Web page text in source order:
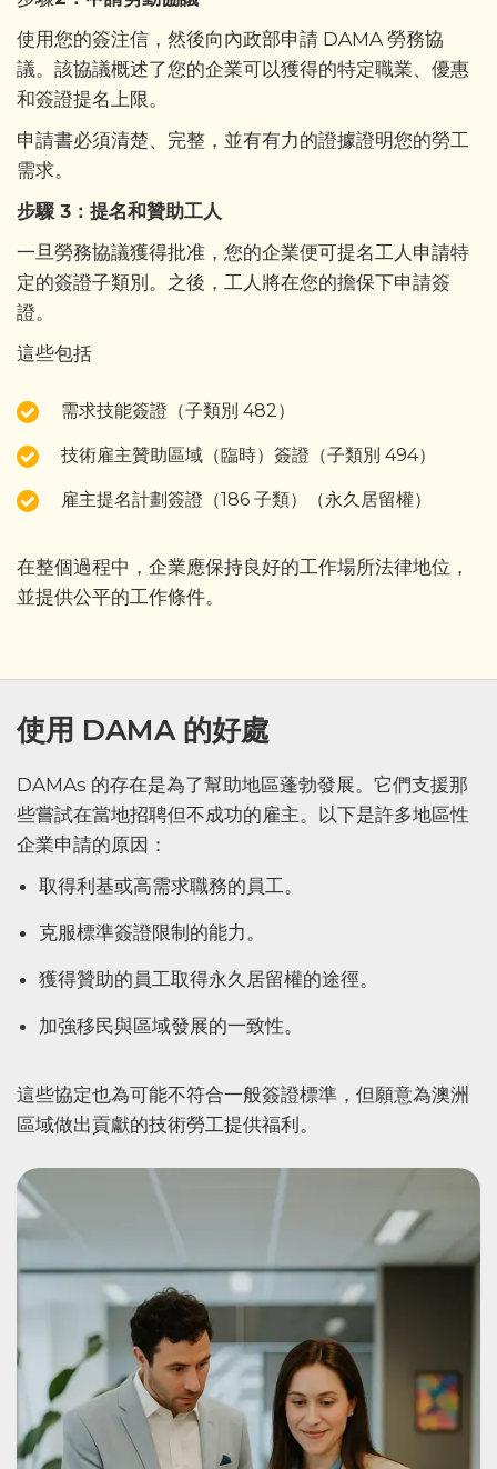
使用您的簽注信，然後向內政部申請 DAMA 勞務協
議。該協議概述了您的企業可以獲得的特定職業、優惠
和簽證提名上限。
申請書必須清楚、完整，並有有力的證據證明您的勞工
需求。
步驟 3：提名和贊助工人
一旦勞務協議獲得批准，您的企業便可提名工人申請特
定的簽證子類別。之後，工人將在您的擔保下申請簽
證。
這些包括
需求技能簽證（子類別 482）
技術雇主贊助區域（臨時）簽證（子類別 494）
雇主提名計劃簽證（186 子類）（永久居留權）
在整個過程中，企業應保持良好的工作場所法律地位，
並提供公平的工作條件。
使用 DAMA 的好處
DAMAs 的存在是為了幫助地區蓬勃發展。它們支援那
些嘗試在當地招聘但不成功的雇主。以下是許多地區性
企業申請的原因：
取得利基或高需求職務的員工。
克服標準簽證限制的能力。
獲得贊助的員工取得永久居留權的途徑。
加強移民與區域發展的一致性。
這些協定也為可能不符合一般簽證標準，但願意為澳洲
區域做出貢獻的技術勞工提供福利。